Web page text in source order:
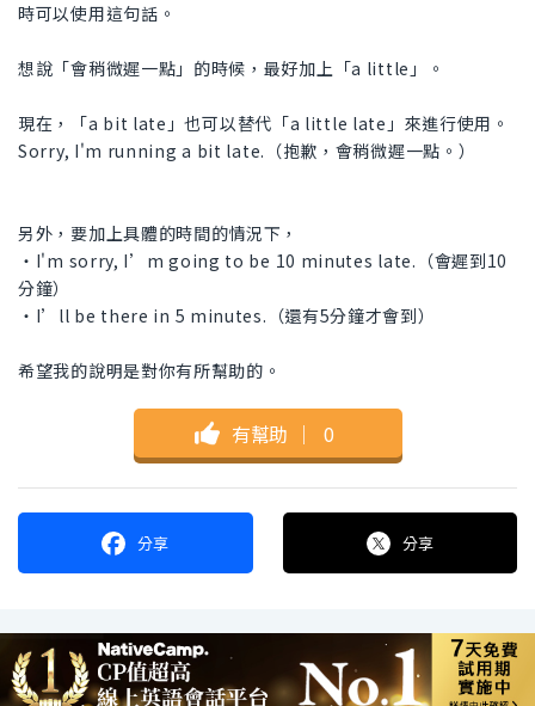
時可以使用這句話。
想說「會稍微遲一點」的時候，最好加上「a little」。
現在，「a bit late」也可以替代「a little late」來進行使用。
Sorry, I'm running a bit late.（抱歉，會稍微遲一點。）
另外，要加上具體的時間的情況下，
・I'm sorry, I’m going to be 10 minutes late.（會遲到10
分鐘）
・I’ll be there in 5 minutes.（還有5分鐘才會到）
希望我的說明是對你有所幫助的。
有幫助 ｜ 0
分享 分享